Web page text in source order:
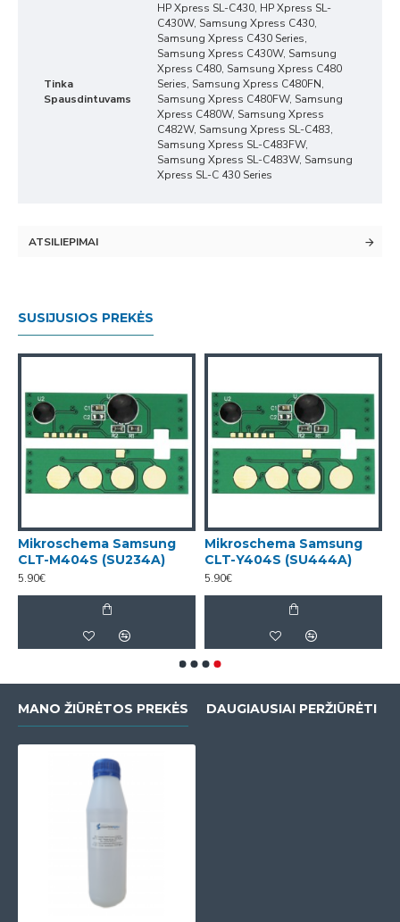
Tinka
Spausdintuvams
HP Xpress SL-C430, HP Xpress SL-
C430W, Samsung Xpress C430,
Samsung Xpress C430 Series,
Samsung Xpress C430W, Samsung
Xpress C480, Samsung Xpress C480
Series, Samsung Xpress C480FN,
Samsung Xpress C480FW, Samsung
Xpress C480W, Samsung Xpress
C482W, Samsung Xpress SL-C483,
Samsung Xpress SL-C483FW,
Samsung Xpress SL-C483W, Samsung
Xpress SL-C 430 Series
ATSILIEPIMAI
SUSIJUSIOS PREKĖS
Mikroschema Samsung
CLT-M404S (SU234A)
5.90€
Mikroschema Samsung
CLT-Y404S (SU444A)
5.90€
MANO ŽIŪRĖTOS PREKĖS DAUGIAUSIAI PERŽIŪRĖTI